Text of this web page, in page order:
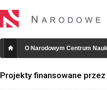
O Narodowym Centrum
Projekty finansowane przez